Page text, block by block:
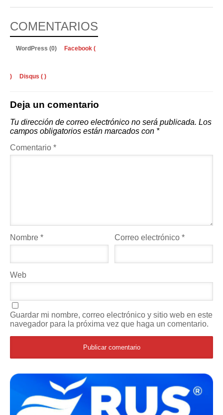
COMENTARIOS
WordPress (0) Facebook (
) Disqus ( )
Deja un comentario
Tu dirección de correo electrónico no será publicada. Los
campos obligatorios están marcados con *
Comentario *
Nombre * Correo electrónico*
Web
Guardar mi nombre, correo electrónico y sitio web en este
navegador para la próxima vez que haga un comentario.